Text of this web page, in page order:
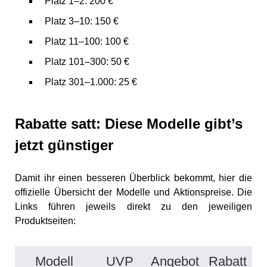
Platz 3–10: 150 €
Platz 11–100: 100 €
Platz 101–300: 50 €
Platz 301–1.000: 25 €
Rabatte satt: Diese Modelle gibt’s
jetzt günstiger
Damit ihr einen besseren Überblick bekommt, hier die
offizielle Übersicht der Modelle und Aktionspreise. Die
Links führen jeweils direkt zu den jeweiligen
Produktseiten:
Modell UVP Angebot Rabatt